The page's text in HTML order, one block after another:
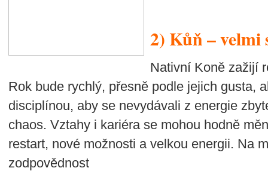
2) Kůň –
Nativní Koně zažijí
Rok bude rychlý, přesně podle jejich gusta,
disciplínou, aby se nevydávali z energie
chaos. Vztahy i kariéra se mohou hodně
restart, nové možnosti a velkou energii. Na
zodpovědnost